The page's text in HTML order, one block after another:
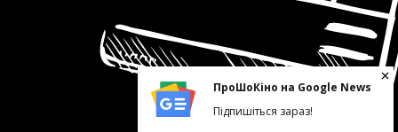
ПроШоКіно на Google News
Підпишіться зараз!